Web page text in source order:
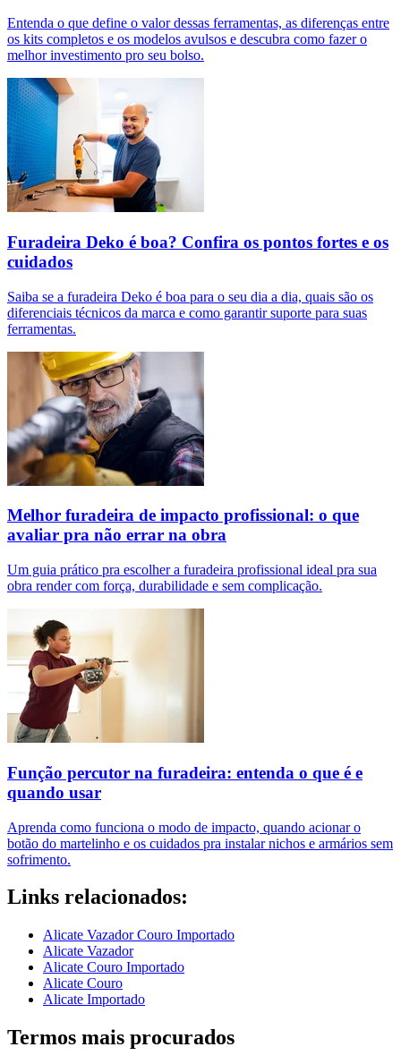
Entenda o que define o valor dessas ferramentas, as diferenças entre
os kits completos e os modelos avulsos e descubra como fazer o
melhor investimento pro seu bolso.
Furadeira Deko é boa? Confira os pontos fortes e os
cuidados
Saiba se a furadeira Deko é boa para o seu dia a dia, quais são os
diferenciais técnicos da marca e como garantir suporte para suas
ferramentas.
Melhor furadeira de impacto profissional: o que
avaliar pra não errar na obra
Um guia prático pra escolher a furadeira profissional ideal pra sua
obra render com força, durabilidade e sem complicação.
Função percutor na furadeira: entenda o que é e
quando usar
Aprenda como funciona o modo de impacto, quando acionar o
botão do martelinho e os cuidados pra instalar nichos e armários sem
sofrimento.
Links relacionados:
Alicate Vazador Couro Importado
Alicate Vazador
Alicate Couro Importado
Alicate Couro
Alicate Importado
Termos mais procurados